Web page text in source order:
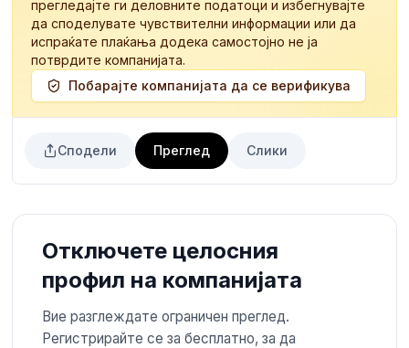
прегледајте ги деловните податоци и избегнувајте
да споделувате чувствителни информации или да
испраќате плаќања додека самостојно не ја
потврдите компанијата.
Побарајте компанијата да се верификува
Сподели Преглед Слики
Отключете целосния
профил на компанијата
Вие разглеждате ограничен преглед.
Регистрирайте се за бесплатно, за да